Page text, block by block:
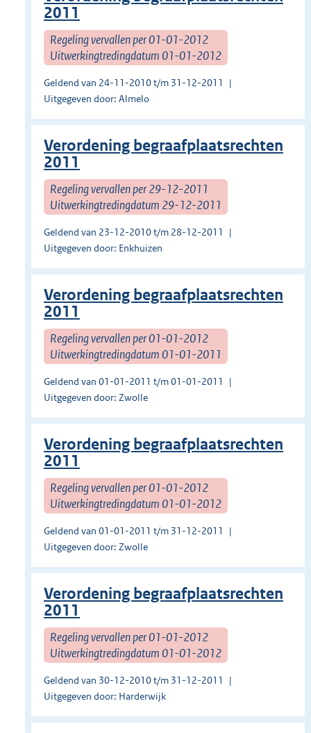
2011
Regeling vervallen per 01-01-2012
Uitwerkingtredingdatum 01-01-2012
Geldend van 24-11-2010 t/m 31-12-2011
Uitgegeven door: Almelo
Verordening begraafplaatsrechten
2011
Regeling vervallen per 29-12-2011
Uitwerkingtredingdatum 29-12-2011
Geldend van 23-12-2010 t/m 28-12-2011
Uitgegeven door: Enkhuizen
Verordening begraafplaatsrechten
2011
Regeling vervallen per 01-01-2012
Uitwerkingtredingdatum 01-01-2011
Geldend van 01-01-2011 t/m 01-01-2011
Uitgegeven door: Zwolle
Verordening begraafplaatsrechten
2011
Regeling vervallen per 01-01-2012
Uitwerkingtredingdatum 01-01-2012
Geldend van 01-01-2011 t/m 31-12-2011
Uitgegeven door: Zwolle
Verordening begraafplaatsrechten
2011
Regeling vervallen per 01-01-2012
Uitwerkingtredingdatum 01-01-2012
Geldend van 30-12-2010 t/m 31-12-2011
Uitgegeven door: Harderwijk